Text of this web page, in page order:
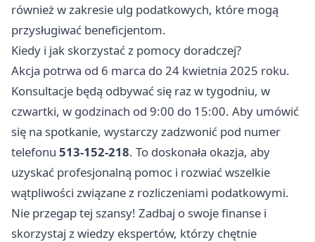
również w zakresie ulg podatkowych, które mogą
przysługiwać beneficjentom.
Kiedy i jak skorzystać z pomocy doradczej?
Akcja potrwa od 6 marca do 24 kwietnia 2025 roku.
Konsultacje będą odbywać się raz w tygodniu, w
czwartki, w godzinach od 9:00 do 15:00. Aby umówić
się na spotkanie, wystarczy zadzwonić pod numer
telefonu 513-152-218. To doskonała okazja, aby
uzyskać profesjonalną pomoc i rozwiać wszelkie
wątpliwości związane z rozliczeniami podatkowymi.
Nie przegap tej szansy! Zadbaj o swoje finanse i
skorzystaj z wiedzy ekspertów, którzy chętnie